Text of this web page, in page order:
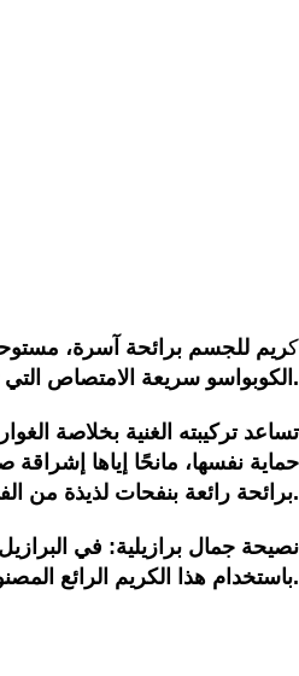
كريم للجسم برائحة آسرة،
الكوبواسو سريعة الامتصاص التي توفر ترطيبًا عميقًا وتُغذي البشرة بالأحماض الدهنية الأساسية.
تساعد تركيبته الغنية بخلاصة
حماية نفسها، مانحًا إياها
برائحة رائعة بنفحات لذيذة من الفستق والكراميل المملح والفانيليا.
نصيحة جمال برازيلية: في
باستخدام هذا الكريم الرائع المصنوع من الغوارانا ومحتواه العالي من الكافيين.